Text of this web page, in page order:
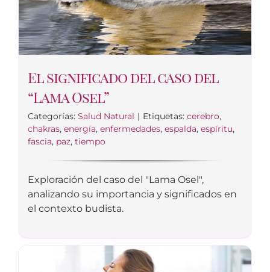
El significado del caso del
“Lama Osel”
Categorías: Salud Natural | Etiquetas: cerebro,
chakras, energía, enfermedades, espalda, espíritu,
fascia, paz, tiempo
Exploración del caso del "Lama Osel",
analizando su importancia y significados en
el contexto budista.